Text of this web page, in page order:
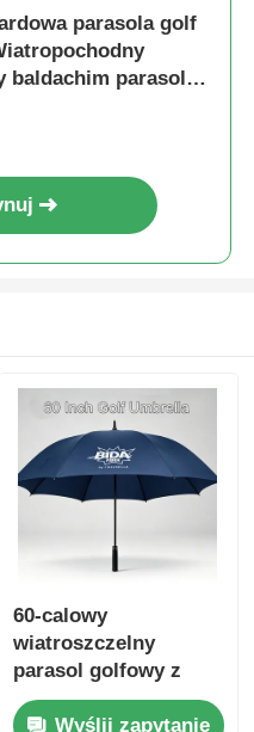
parasola golf
baldachim parasola 2
60-calowy
wiatroszczelny
parasol golfowy z
niestandardowym
logo do użytku
Wyślij zapytanie